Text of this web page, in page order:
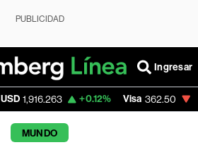
PUBLICIDAD
Ingresar
+0.12% Visa 362.50 -2.15%
MUNDO